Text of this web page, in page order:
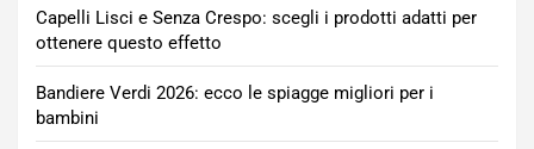
Capelli Lisci e Senza Crespo: scegli i prodotti adatti per
ottenere questo effetto
Bandiere Verdi 2026: ecco le spiagge migliori per i
bambini